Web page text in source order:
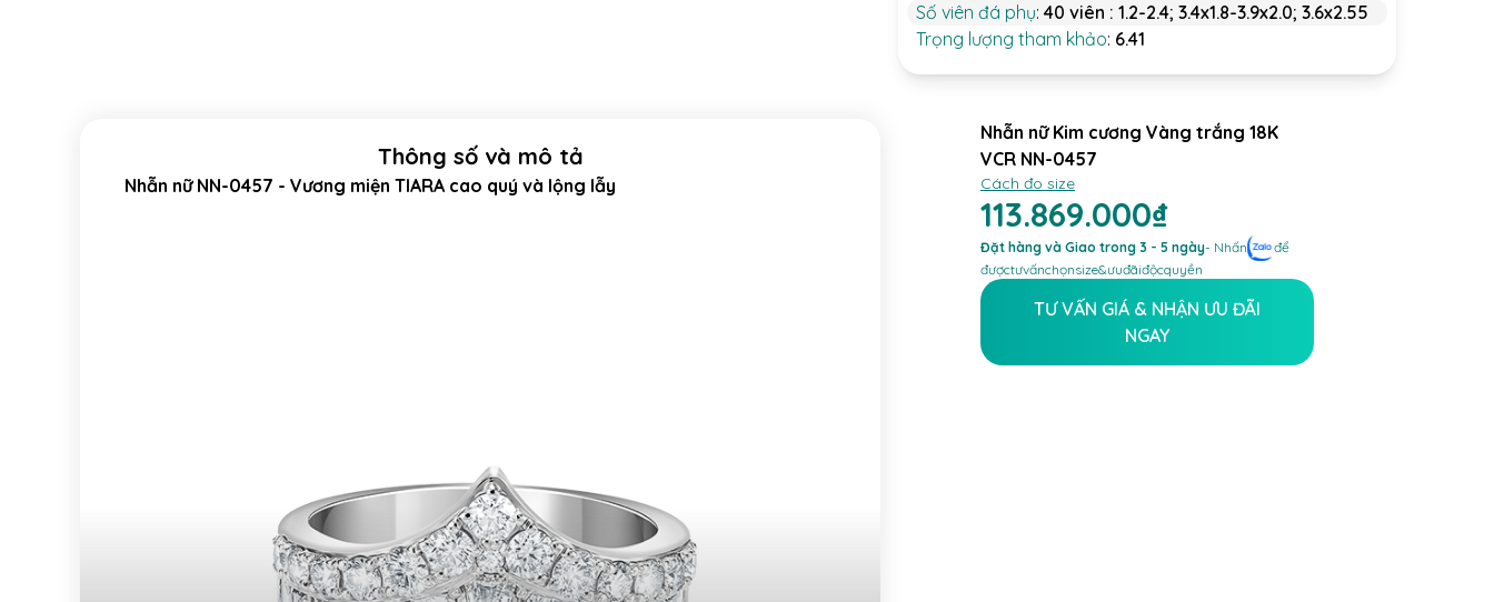
Số viên đá phụ: 40 viên : 1.2-2.4; 3.4x1.8-3.9x2.0; 3.6x2.55
Trọng lượng tham khảo: 6.41
Thông số và mô tả
Nhẫn nữ NN-0457 - Vương miện TIARA cao quý và lộng lẫy
Nhẫn nữ Kim cương Vàng trắng 18K
VCR NN-0457
Cách đo size
113.869.000₫
Đặt hàng và Giao trong 3 - 5 ngày- Nhấn
để
đượctưvấnchọnsize&ưuđãiđộcquyền
TƯ VẤN GIÁ & NHẬN ƯU ĐÃI
NGAY